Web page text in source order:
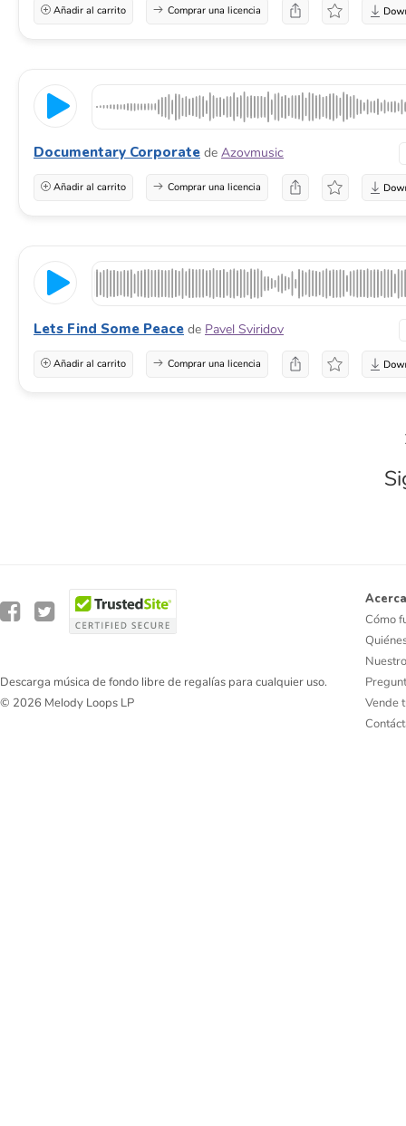
Añadir al carrito Comprar una licencia
Documentary Corporate de Azovmusic
Añadir al carrito Comprar una licencia
Lets Find Some Peace de Pavel Sviridov
Añadir al carrito Comprar una licencia
Descarga música de fondo libre de regalías para cualquier uso.
© 2026 Melody Loops LP
Cómo
Vende